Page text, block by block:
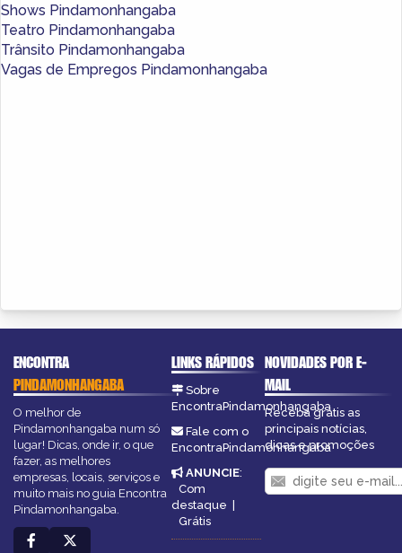
Shows Pindamonhangaba
Teatro Pindamonhangaba
Trânsito Pindamonhangaba
Vagas de Empregos Pindamonhangaba
ENCONTRA
PINDAMONHANGABA
O melhor de
Pindamonhangaba num só
lugar! Dicas, onde ir, o que
fazer, as melhores
empresas, locais, serviços e
muito mais no guia Encontra
Pindamonhangaba.
LINKS RÁPIDOS
Sobre
EncontraPindamonhangaba
Fale com o
EncontraPindamonhangaba
ANUNCIE:
Com
destaque |
Grátis
NOVIDADES POR E-
MAIL
Receba grátis as
principais notícias,
dicas e promoções